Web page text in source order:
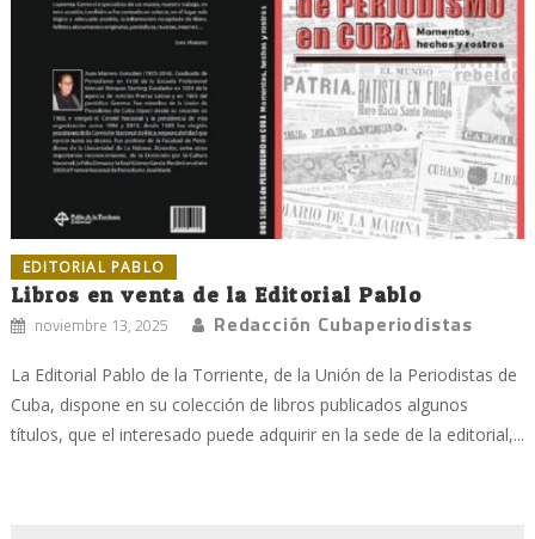
EDITORIAL PABLO
Libros en venta de la Editorial Pablo
noviembre 13, 2025 Redacción Cubaperiodistas
La Editorial Pablo de la Torriente, de la Unión de la Periodistas de
Cuba, dispone en su colección de libros publicados algunos
títulos, que el interesado puede adquirir en la sede de la editorial,...